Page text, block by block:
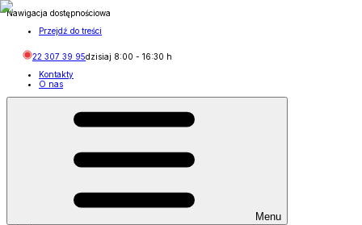
Nawigacja dostępnościowa
Przejdź do treści
22 307 39 95dzisiaj 8:00 - 16:30 h
Kontakty
O nas
Menu